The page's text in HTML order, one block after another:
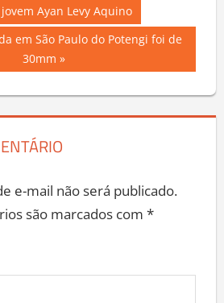
Ayan Levy Aquino
em São Paulo do Potengi foi de
30mm
e-mail não será publicado.
são marcados com *